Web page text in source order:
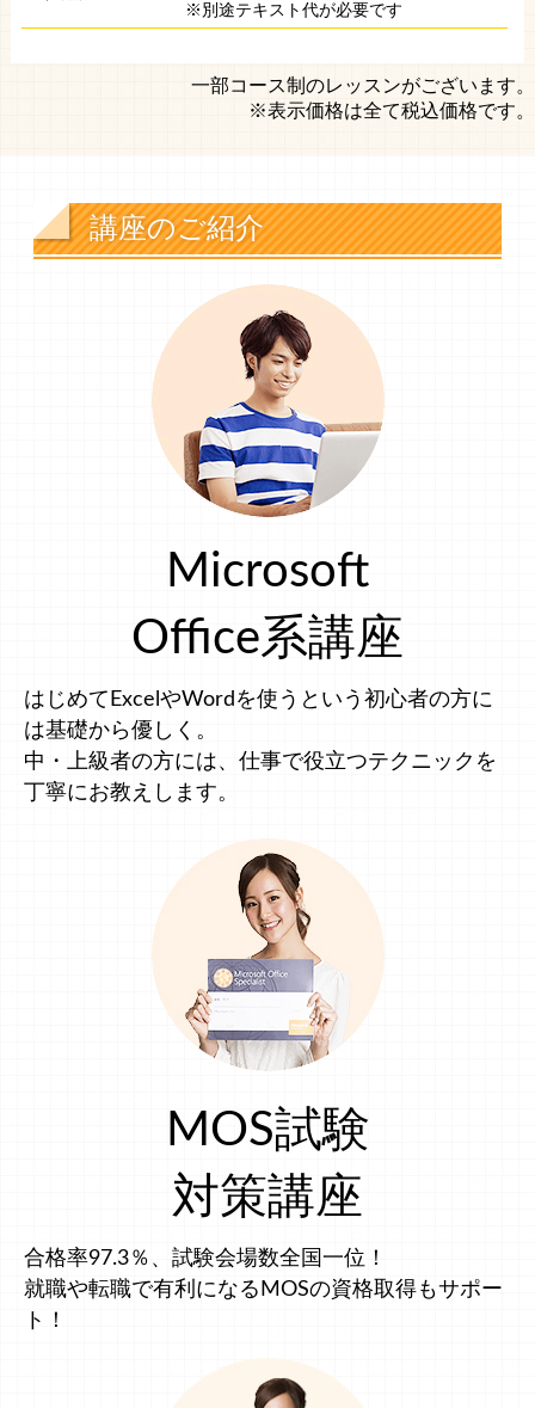
※別途テキスト代が必要です
一部コース制のレッスンがございます。
※表示価格は全て税込価格です。
講座のご紹介
Microsoft
Office系講座
はじめてExcelやWordを使うという初心者の方に
は基礎から優しく。
中・上級者の方には、仕事で役立つテクニックを
丁寧にお教えします。
MOS試験
対策講座
合格率97.3％、試験会場数全国一位！
就職や転職で有利になるMOSの資格取得もサポー
ト！